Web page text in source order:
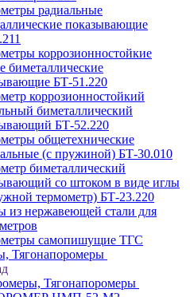
радиальные
показывающие
коррозионностойкие
биметаллические
БТ-51.220
коррозионностойкий
биметаллический
БТ-52.220
общетехнические
(с пружиной) БТ-30.010
биметаллический
со штоком в виде иглы
термометр) БТ-23.220
из нержавеющей стали для
самопишущие ТГС
Тягонапоромеры
Тягонапоромеры